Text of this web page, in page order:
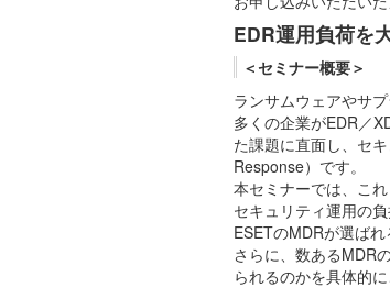
EDR運用負荷を
＜セミナー概要＞
ランサムウェアやサ
多くの企業がEDR／
た課題に直面し、セ
Response）です。
本セミナーでは、こ
セキュリティ運用の
ESETのMDRが選ばれ
さらに、数あるMDR
られるのかを具体的